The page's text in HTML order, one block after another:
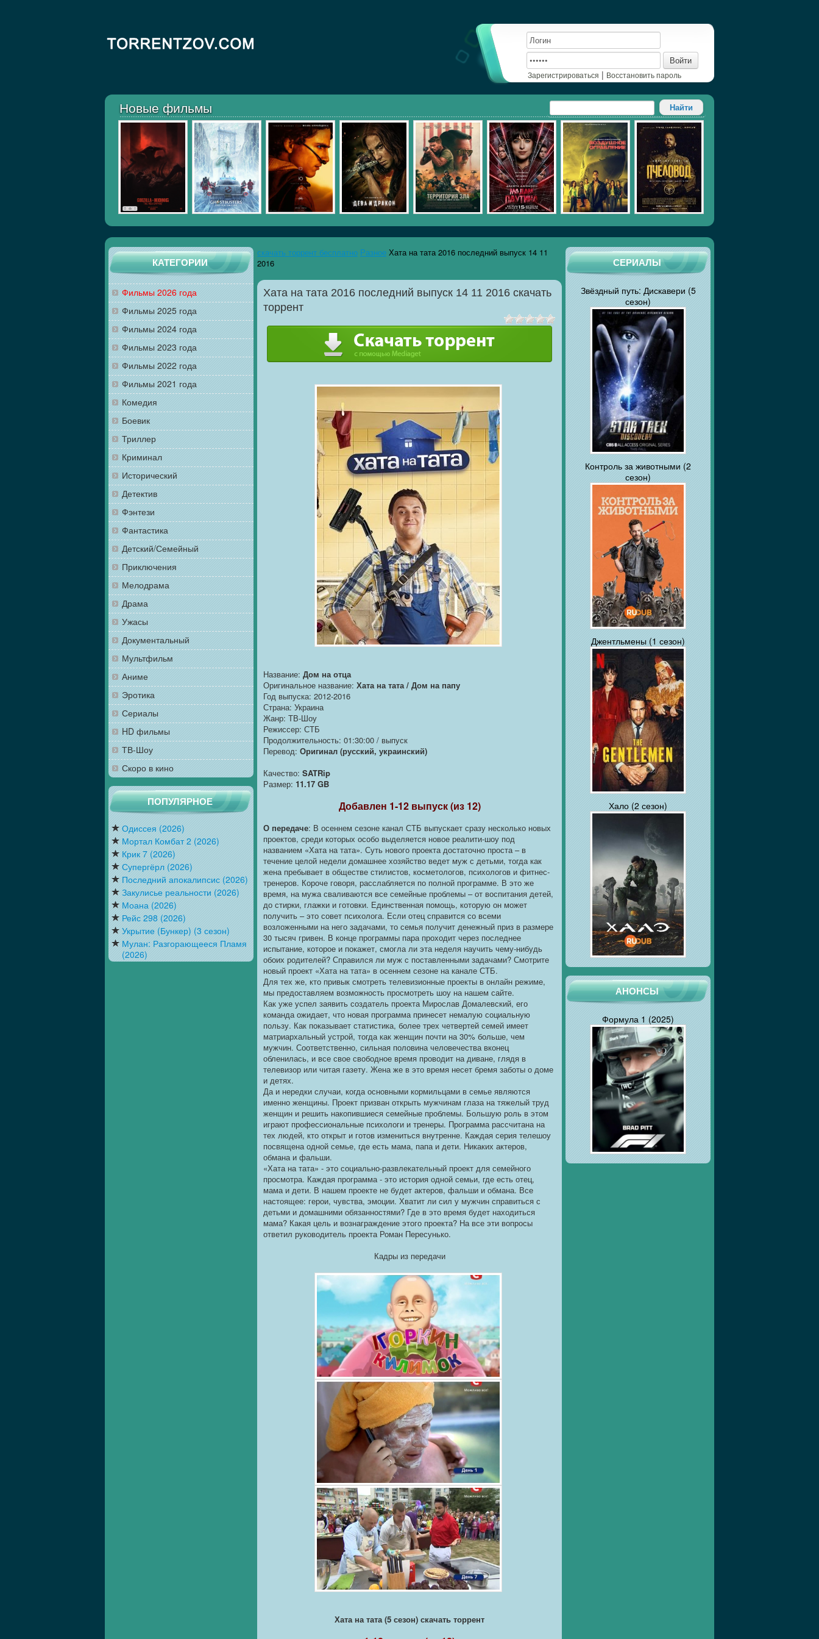
Войти
Зарегистрироваться | Восстановить пароль
Новые фильмы
СЕРИАЛЫ
Звёздный путь: Дискавери (5
сезон)
Контроль за животными (2
сезон)
Джентльмены (1 сезон)
Хало (2 сезон)
АНОНСЫ
Формула 1 (2025)
КАТЕГОРИИ
Фильмы 2026 года
Фильмы 2025 года
Фильмы 2024 года
Фильмы 2023 года
Фильмы 2022 года
Фильмы 2021 года
Комедия
Боевик
Триллер
Криминал
Исторический
Детектив
Фэнтези
Фантастика
Детский/Семейный
Приключения
Мелодрама
Драма
Ужасы
Документальный
Мультфильм
Аниме
Эротика
Сериалы
HD фильмы
ТВ-Шоу
Скоро в кино
ПОПУЛЯРНОЕ
Одиссея (2026)
Мортал Комбат 2 (2026)
Крик 7 (2026)
Супергёрл (2026)
Последний апокалипсис (2026)
Закулисье реальности (2026)
Моана (2026)
Рейс 298 (2026)
Укрытие (Бункер) (3 сезон)
Мулан: Разгорающееся Пламя
(2026)
скачать торрент бесплатно Разное Хата на тата 2016 последний выпуск 14 11
2016
Хата на тата 2016 последний выпуск 14 11 2016 скачать
торрент
Название: Дом на отца
Оригинальное название: Хата на тата / Дом на папу
Год выпуска: 2012-2016
Страна: Украина
Жанр: ТВ-Шоу
Режиссер: СТБ
Продолжительность: 01:30:00 / выпуск
Перевод: Оригинал (русский, украинский)
Качество: SATRip
Размер: 11.17 GB
Добавлен 1-12 выпуск (из 12)
О передаче: В осеннем сезоне канал СТБ выпускает сразу несколько новых
проектов, среди которых особо выделяется новое реалити-шоу под
названием «Хата на тата». Суть нового проекта достаточно проста – в
течение целой недели домашнее хозяйство ведет муж с детьми, тогда как
жена пребывает в обществе стилистов, косметологов, психологов и фитнес-
тренеров. Короче говоря, расслабляется по полной программе. В это же
время, на мужа сваливаются все семейные проблемы – от воспитания детей,
до стирки, глажки и готовки. Единственная помощь, которую он может
получить – это совет психолога. Если отец справится со всеми
возложенными на него задачами, то семья получит денежный приз в размере
30 тысяч гривен. В конце программы пара проходит через последнее
испытание, которое и покажет, смогла ли эта неделя научить чему-нибудь
обоих родителей? Справился ли муж с поставленными задачами? Смотрите
новый проект «Хата на тата» в осеннем сезоне на канале СТБ.
Для тех же, кто привык смотреть телевизионные проекты в онлайн режиме,
мы предоставляем возможность просмотреть шоу на нашем сайте.
Как уже успел заявить создатель проекта Мирослав Домалевский, его
команда ожидает, что новая программа принесет немалую социальную
пользу. Как показывает статистика, более трех четвертей семей имеет
матриархальный устрой, тогда как женщин почти на 30% больше, чем
мужчин. Соответственно, сильная половина человечества вконец
обленилась, и все свое свободное время проводит на диване, глядя в
телевизор или читая газету. Жена же в это время несет бремя заботы о доме
и детях.
Да и нередки случаи, когда основными кормильцами в семье являются
именно женщины. Проект призван открыть мужчинам глаза на тяжелый труд
женщин и решить накопившиеся семейные проблемы. Большую роль в этом
играют профессиональные психологи и тренеры. Программа рассчитана на
тех людей, кто открыт и готов измениться внутренне. Каждая серия телешоу
посвящена одной семье, где есть мама, папа и дети. Никаких актеров,
обмана и фальши.
«Хата на тата» - это социально-развлекательный проект для семейного
просмотра. Каждая программа - это история одной семьи, где есть отец,
мама и дети. В нашем проекте не будет актеров, фальши и обмана. Все
настоящее: герои, чувства, эмоции. Хватит ли сил у мужчин справиться с
детьми и домашними обязанностями? Где в это время будет находиться
мама? Какая цель и вознаграждение этого проекта? На все эти вопросы
ответил руководитель проекта Роман Пересунько.
Кадры из передачи
Хата на тата (5 сезон) скачать торрент